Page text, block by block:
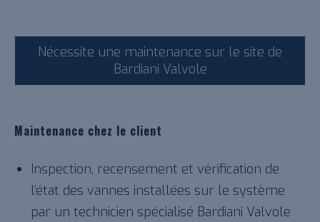
Nécessite une maintenance sur le site de
Bardiani Valvole
Maintenance chez le client
Inspection, recensement et vérification de
l’état des vannes installées sur le système
par un technicien spécialisé Bardiani Valvole